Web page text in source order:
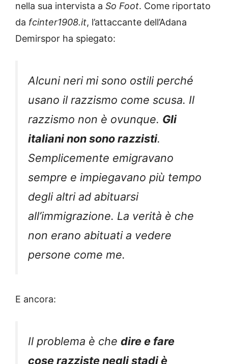
nella sua intervista a So Foot. Come riportato
da fcinter1908.it, l’attaccante dell’Adana
Demirspor ha spiegato:
Alcuni neri mi sono ostili perché
usano il razzismo come scusa. Il
razzismo non è ovunque. Gli
italiani non sono razzisti.
Semplicemente emigravano
sempre e impiegavano più tempo
degli altri ad abituarsi
all’immigrazione. La verità è che
non erano abituati a vedere
persone come me.
E ancora:
Il problema è che dire e fare
cose razziste negli stadi è